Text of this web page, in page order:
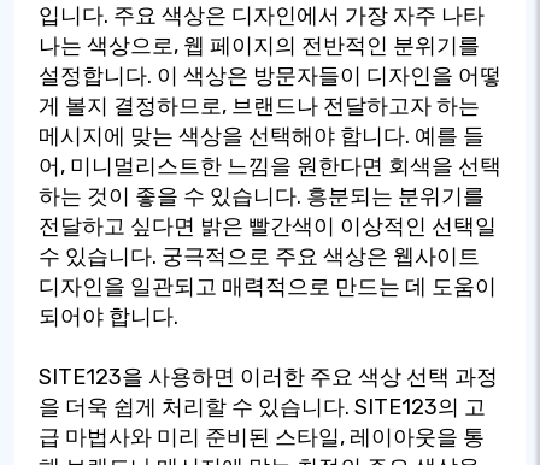
입니다. 주요 색상은 디자인에서 가장 자주 나타
나는 색상으로, 웹 페이지의 전반적인 분위기를
설정합니다. 이 색상은 방문자들이 디자인을 어떻
게 볼지 결정하므로, 브랜드나 전달하고자 하는
메시지에 맞는 색상을 선택해야 합니다. 예를 들
어, 미니멀리스트한 느낌을 원한다면 회색을 선택
하는 것이 좋을 수 있습니다. 흥분되는 분위기를
전달하고 싶다면 밝은 빨간색이 이상적인 선택일
수 있습니다. 궁극적으로 주요 색상은 웹사이트
디자인을 일관되고 매력적으로 만드는 데 도움이
되어야 합니다.
SITE123을 사용하면 이러한 주요 색상 선택 과정
을 더욱 쉽게 처리할 수 있습니다. SITE123의 고
급 마법사와 미리 준비된 스타일, 레이아웃을 통